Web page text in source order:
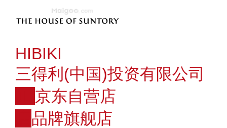
HIBIKI
三得利(中国)投资有限公司
京东自营店
品牌旗舰店